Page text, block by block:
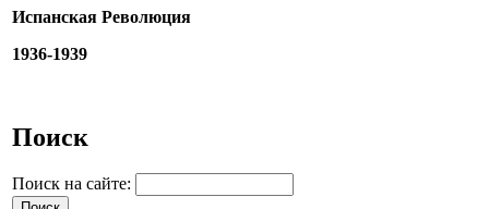
Испанская Революция
1936-1939
Поиск
Поиск на сайте: